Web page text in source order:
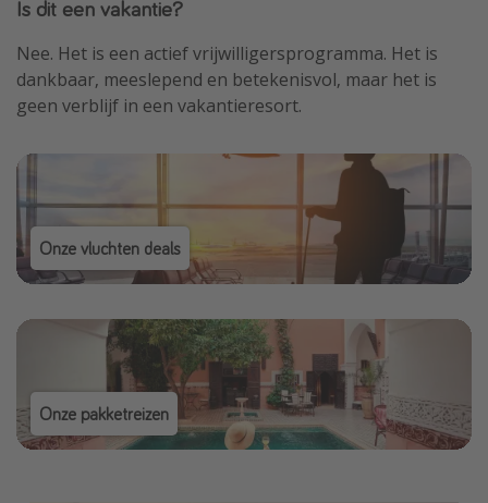
Is dit een vakantie?
Nee. Het is een actief vrijwilligersprogramma. Het is
dankbaar, meeslepend en betekenisvol, maar het is
geen verblijf in een vakantieresort.
Onze vluchten deals
Onze pakketreizen